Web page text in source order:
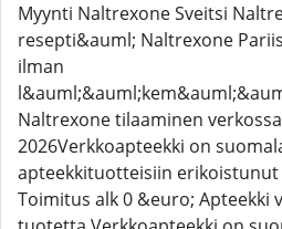
Myynti Naltrexone Sveitsi
resepti&auml; Naltrexone
ilman
Naltrexone tilaaminen
2026Verkkoapteekki on
apteekkituotteisiin erikoistunut
Toimitus alk 0 &euro; Apteekki